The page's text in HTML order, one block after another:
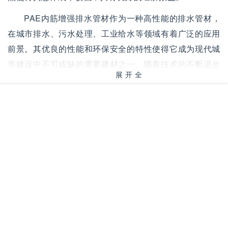
PAE内筋增强排水管材作为一种高性能的排水管材，
在城市排水、污水处理、工业给水等领域有着广泛的应用
前景。其优良的性能和环保安全的特性使得它成为现代城
市建设中不可或缺的重要建材之一。随着技术的不断进步
和应用范围的扩大，相信PAE内筋增强排水管材将会在未
展开全